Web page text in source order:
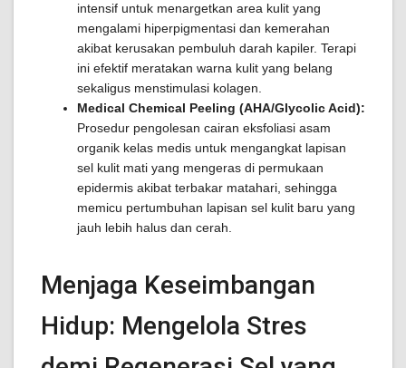
intensif untuk menargetkan area kulit yang
mengalami hiperpigmentasi dan kemerahan
akibat kerusakan pembuluh darah kapiler. Terapi
ini efektif meratakan warna kulit yang belang
sekaligus menstimulasi kolagen.
Medical Chemical Peeling (AHA/Glycolic Acid):
Prosedur pengolesan cairan eksfoliasi asam
organik kelas medis untuk mengangkat lapisan
sel kulit mati yang mengeras di permukaan
epidermis akibat terbakar matahari, sehingga
memicu pertumbuhan lapisan sel kulit baru yang
jauh lebih halus dan cerah.
Menjaga Keseimbangan
Hidup: Mengelola Stres